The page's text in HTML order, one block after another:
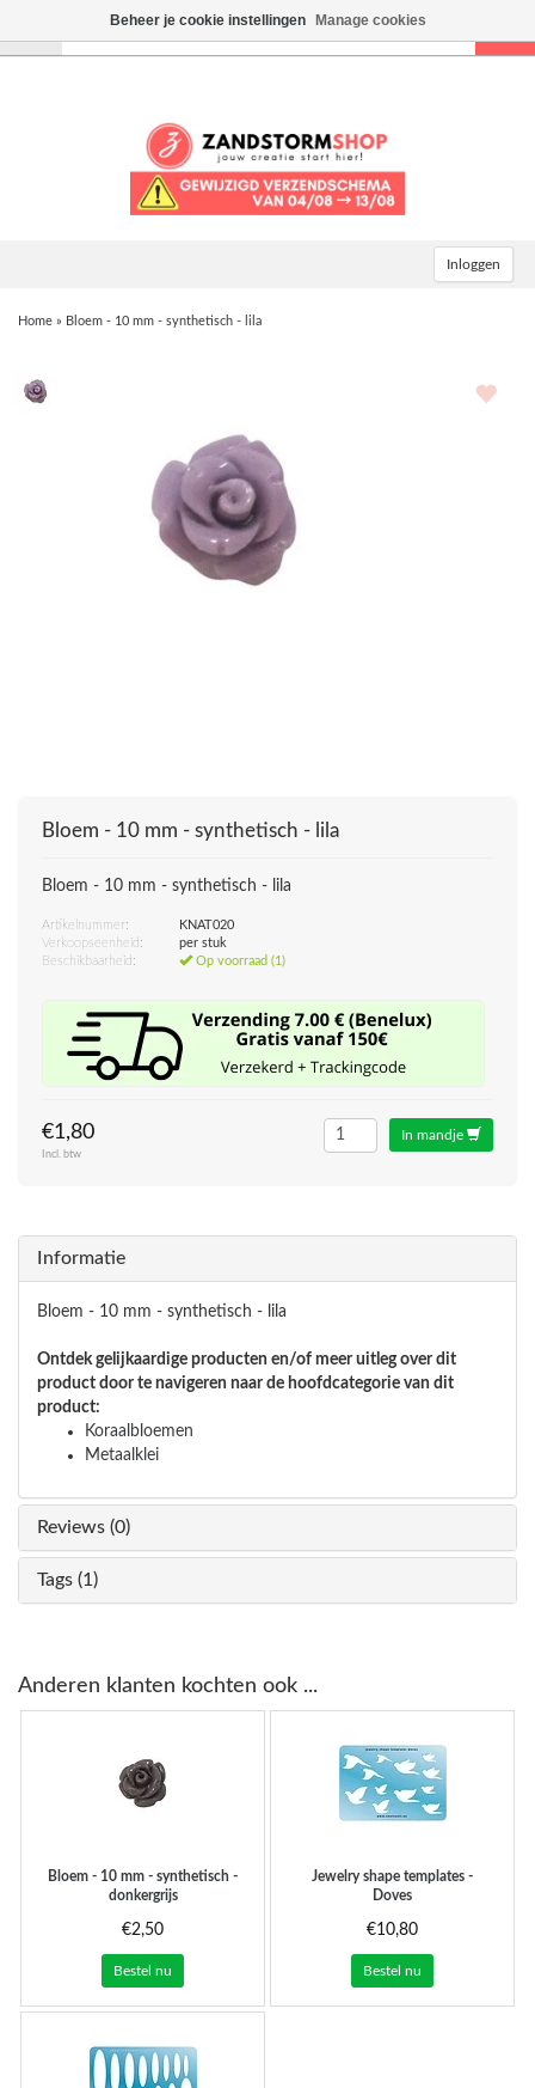
Inloggen
Home » Bloem - 10 mm - synthetisch - lila
Bloem - 10 mm - synthetisch - lila
Bloem - 10 mm - synthetisch - lila
Artikelnummer:
KNAT020
Verkoopseenheid:
per stuk
Beschikbaarheid:
Op voorraad (1)
€1,80
Incl. btw
In mandje
Informatie
Bloem - 10 mm - synthetisch - lila
Ontdek gelijkaardige producten en/of meer uitleg over dit
product door te navigeren naar de hoofdcategorie van dit
product:
Koraalbloemen
Metaalklei
Reviews (0)
Tags (1)
Anderen klanten kochten ook ...
Bloem - 10 mm - synthetisch -
donkergrijs
€2,50
Bestel nu
Jewelry shape templates -
Doves
€10,80
Bestel nu
Beheer je cookie instellingen Manage cookies